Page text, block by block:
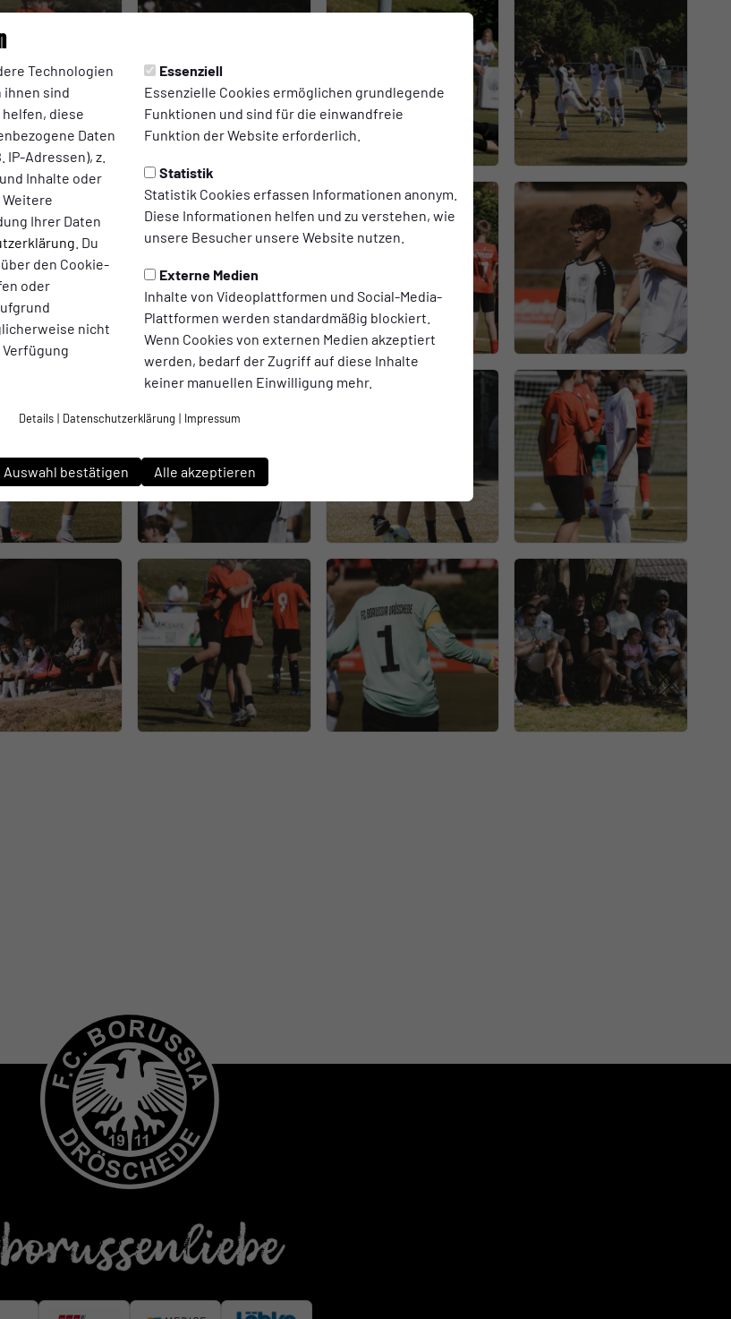
Technologien
ihnen sind
diese
Daten
Adressen), z.
Inhalte oder
Ihrer Daten
. Du
den Cookie-
oder
nicht
Essenziell
Essenzielle Cookies ermöglichen grundlegende
Funktionen und sind für die einwandfreie
Funktion der Website erforderlich.
Statistik
Statistik Cookies erfassen Informationen anonym.
Diese Informationen helfen und zu verstehen, wie
unsere Besucher unsere Website nutzen.
Externe Medien
Inhalte von Videoplattformen und Social-Media-
Plattformen werden standardmäßig blockiert.
Wenn Cookies von externen Medien akzeptiert
werden, bedarf der Zugriff auf diese Inhalte
keiner manuellen Einwilligung mehr.
Details | Datenschutzerklärung | Impressum
Auswahl bestätigen Alle akzeptieren